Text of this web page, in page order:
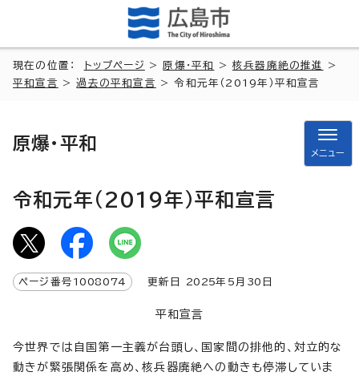
現在の位置： トップページ >原爆・平和 >核兵器廃絶の推進
>
平和宣言
>過去の平和宣言 > 令和元年（2019年）平和宣言
原爆・平和
メニュー
令和元年（2019年）平和宣言
ページ番号 1008074 更新日 2025年5月 30 日
平和宣言
今世界では自国第一主義が台頭し、国家間の排他的、対立的な
動きが緊張関係を高め、核兵器廃絶への動きも停滞していま